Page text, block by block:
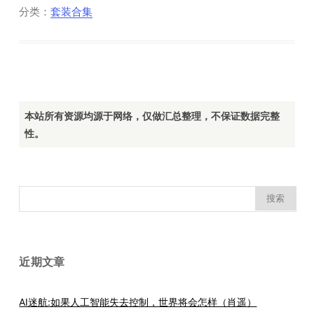
分类：套装合集
本站所有资源均源于网络，仅做汇总整理，不保证数据完整
性。
索：
近期文章
AI迷航:如果人工智能失去控制，世界将会怎样（肖遥）